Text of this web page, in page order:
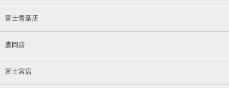
富士青葉店
鷹岡店
富士宮店